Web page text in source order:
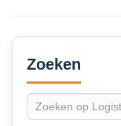
Secondary
Sidebar
Zoeken